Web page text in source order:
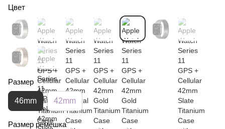
Цвет
Размер
46mm 42mm
Размер ремешка